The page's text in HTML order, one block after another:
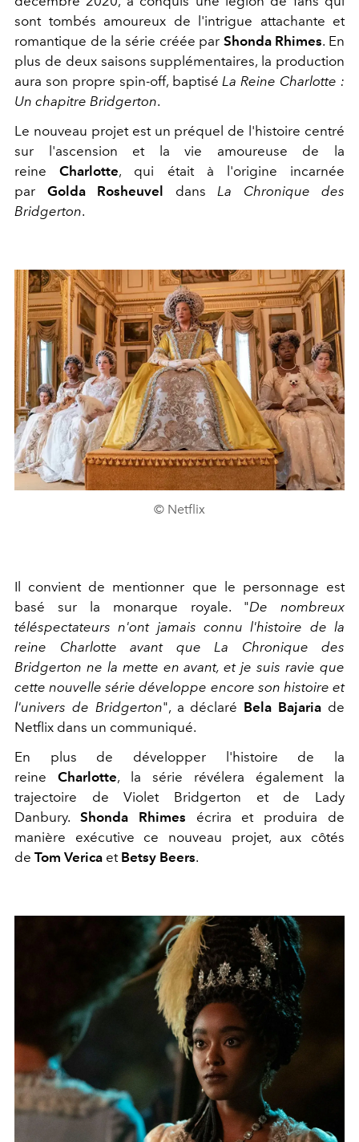
sont tombés amoureux de l'intrigue attachante et
romantique de la série créée par Shonda Rhimes. En
plus de deux saisons supplémentaires, la production
aura son propre spin-off, baptisé La Reine Charlotte :
Un chapitre Bridgerton.
Le nouveau projet est un préquel de l'histoire centré
sur l'ascension et la vie amoureuse de la
reine
Charlotte, qui était à l'origine incarnée
par
Golda Rosheuvel dans
La Chronique des
Bridgerton.
© Netflix
Il convient de mentionner que le personnage est
basé sur la monarque royale. "De nombreux
téléspectateurs n'ont jamais connu l'histoire de la
reine Charlotte avant que La Chronique des
Bridgerton ne la mette en avant, et je suis ravie que
cette nouvelle série développe encore son histoire et
l'univers de Bridgerton", a déclaré Bela Bajaria de
Netflix dans un communiqué.
En plus de développer l'histoire de la
reine
Charlotte, la série révélera également la
trajectoire de Violet Bridgerton et de Lady
Danbury.
Shonda Rhimes
écrira et produira de
manière exécutive ce nouveau projet, aux côtés
de Tom Verica et Betsy Beers.